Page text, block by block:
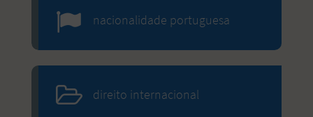
nacionalidade portuguesa
direito internacional